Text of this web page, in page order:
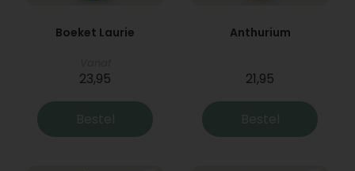
Boeket Laurie
23,95
Bestel
Anthurium
21,95
Bestel